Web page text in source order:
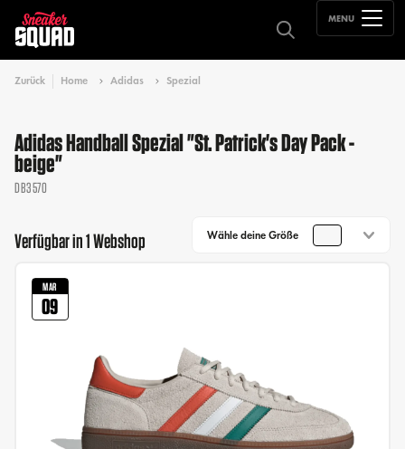
MENU
Zurück Home Adidas Spezial
Adidas Handball Spezial "St. Patrick's Day Pack -
beige"
DB3570
Verfügbar in 1 Webshop Wähle deine Größe
MAR
09